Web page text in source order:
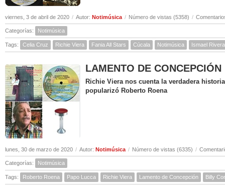
viernes, 3 de abril de 2020 / Autor: Notimúsica / Número de vistas (5358) /
Categorías: Notimúsica
Tags: Celia Cruz Richie Viera Fania All Stars Cúcala Notimúsica Ismael Rivera
LAMENTO DE
Richie Viera nos cuenta la verdadera
popularizó Roberto Roena
lunes, 30 de marzo de 2020 / Autor: Notimúsica / Número de vistas (6335) /
Categorías: Notimúsica
Tags: Roberto Roena Papo Lucca Richie Viera Lamento de Concepción Billy